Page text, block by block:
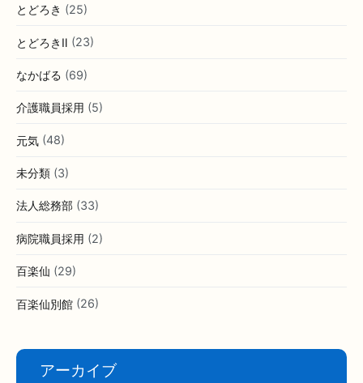
とどろき (25)
とどろきⅡ (23)
なかばる (69)
介護職員採用 (5)
元気 (48)
未分類 (3)
法人総務部 (33)
病院職員採用 (2)
百楽仙 (29)
百楽仙別館 (26)
アーカイブ